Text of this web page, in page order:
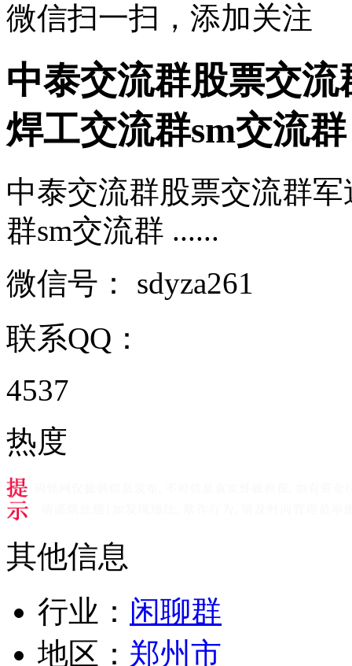
微信扫一扫，添加关注
中泰交流群股票交
焊工交流群sm交流群
中泰交流群股票交流群
群sm交流群 ......
微信号： sdyza261
联系QQ：
4537
热度
其他信息
行业： 闲聊群
地区： 郑州市